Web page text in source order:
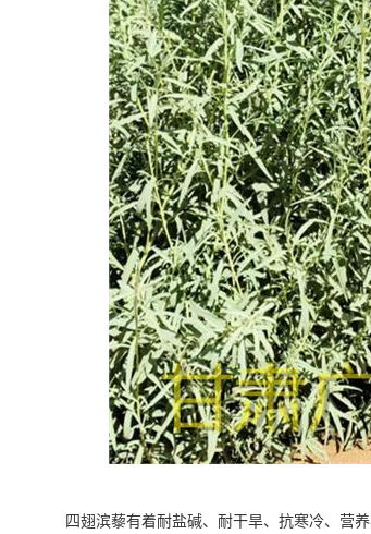
四翅滨藜有着耐盐碱、耐干旱、抗寒冷、营